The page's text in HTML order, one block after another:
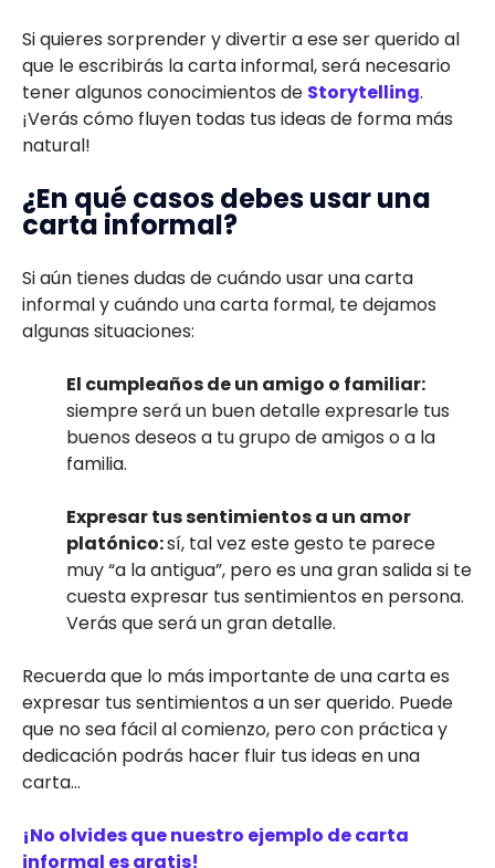
Si quieres sorprender y divertir a ese ser querido al
que le escribirás la carta informal, será necesario
tener algunos conocimientos de Storytelling.
¡Verás cómo fluyen todas tus ideas de forma más
natural!
¿En qué casos debes usar una
carta informal?
Si aún tienes dudas de cuándo usar una carta
informal y cuándo una carta formal, te dejamos
algunas situaciones:
El cumpleaños de un amigo o familiar:
siempre será un buen detalle expresarle tus
buenos deseos a tu grupo de amigos o a la
familia.
Expresar tus sentimientos a un amor
platónico:sí, tal vez este gesto te parece
muy “a la antigua”, pero es una gran salida si te
cuesta expresar tus sentimientos en persona.
Verás que será un gran detalle.
Recuerda que lo más importante de una carta es
expresar tus sentimientos a un ser querido. Puede
que no sea fácil al comienzo, pero con práctica y
dedicación podrás hacer fluir tus ideas en una
carta…
¡No olvides que nuestro ejemplo de carta
informal es gratis!